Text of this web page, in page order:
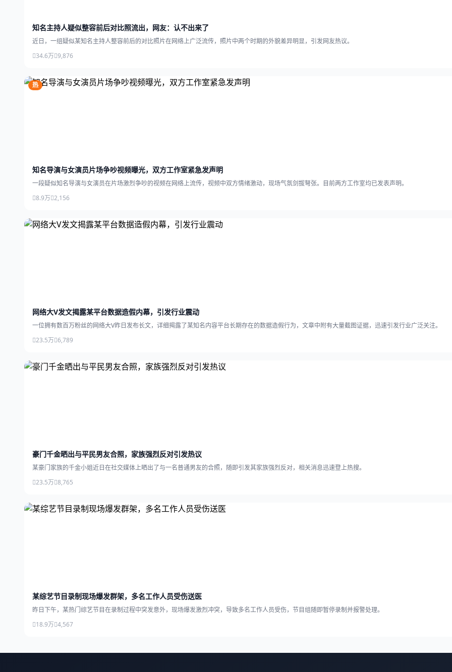
知名主持人疑似整容前后对比照流出，网友：认不出来了
近日，一组疑似某知名主持人整容前后的对比照片在网络上广泛流传，照片中两个时期的外貌差异明显，引发网友热议。
34.6万 9,876
热
知名导演与女演员片场争吵视频曝光，双方工作室紧急发声明
一段疑似知名导演与女演员在片场激烈争吵的视频在网络上流传，视频中双方情绪激动，现场气氛剑拔弩张。目前两方工作室均已发表声明。
8.9万 2,156
网络大V发文揭露某平台数据造假内幕，引发行业震动
一位拥有数百万粉丝的网络大V昨日发布长文，详细揭露了某知名内容平台长期存在的数据造假行为，文章中附有大量截图证据，迅速引发行业广泛关注。
23.5万 6,789
豪门千金晒出与平民男友合照，家族强烈反对引发热议
某豪门家族的千金小姐近日在社交媒体上晒出了与一名普通男友的合照，随即引发其家族强烈反对，相关消息迅速登上热搜。
23.5万 8,765
某综艺节目录制现场爆发群架，多名工作人员受伤送医
昨日下午，某热门综艺节目在录制过程中突发意外，现场爆发激烈冲突，导致多名工作人员受伤，节目组随即暂停录制并报警处理。
18.9万 4,567